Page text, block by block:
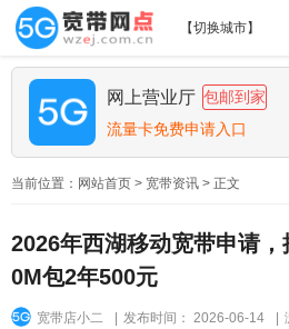
【切换城市】
网上营业厅 包邮到家
流量卡免费申请入口
当前位置： 网站首页 > 宽带资讯 > 正文
2026年西湖移动宽带申请
0M包2年500元
宽带店小二 发布时间： 2026-06-14